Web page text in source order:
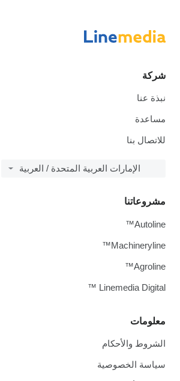
شركة
نبذة عنا
مساعدة
للاتصال بنا
الإمارات العربية المتحدة / العربية
معلومات
الشروط والأحكام
سياسة الخصوصية
مشروعاتنا
Autoline™
Machineryline™
Agroline™
Linemedia Digital ™